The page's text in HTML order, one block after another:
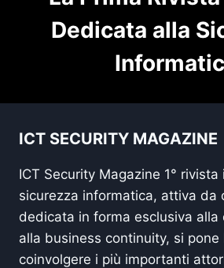
Dedicata alla
ICT SECURITY MAGAZINE
ICT Security Magazine 1°
sicurezza informatica, attiva da
dedicata in forma esclusiva alla
alla business continuity, si pone
coinvolgere i più importanti